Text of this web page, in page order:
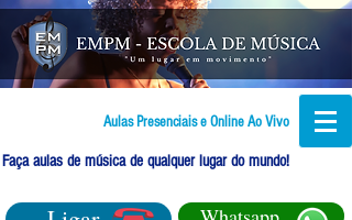
Aulas Presenciais e Online Ao Vivo
Faça aulas de música de qualquer lugar do mundo!